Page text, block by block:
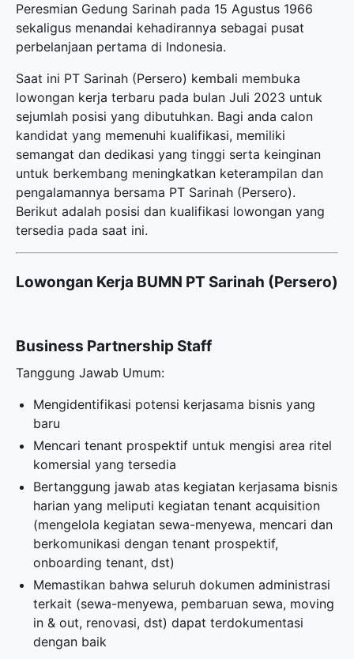
Peresmian Gedung Sarinah pada 15 Agustus 1966
sekaligus menandai kehadirannya sebagai pusat
perbelanjaan pertama di Indonesia.
Saat ini PT Sarinah (Persero) kembali membuka
lowongan kerja terbaru pada bulan Juli 2023 untuk
sejumlah posisi yang dibutuhkan. Bagi anda calon
kandidat yang memenuhi kualifikasi, memiliki
semangat dan dedikasi yang tinggi serta keinginan
untuk berkembang meningkatkan keterampilan dan
pengalamannya bersama PT Sarinah (Persero).
Berikut adalah posisi dan kualifikasi lowongan yang
tersedia pada saat ini.
Lowongan Kerja BUMN PT Sarinah (Persero)
Business Partnership Staff
Tanggung Jawab Umum:
Mengidentifikasi potensi kerjasama bisnis yang
baru
Mencari tenant prospektif untuk mengisi area ritel
komersial yang tersedia
Bertanggung jawab atas kegiatan kerjasama bisnis
harian yang meliputi kegiatan tenant acquisition
(mengelola kegiatan sewa-menyewa, mencari dan
berkomunikasi dengan tenant prospektif,
onboarding tenant, dst)
Memastikan bahwa seluruh dokumen administrasi
terkait (sewa-menyewa, pembaruan sewa, moving
in & out, renovasi, dst) dapat terdokumentasi
dengan baik